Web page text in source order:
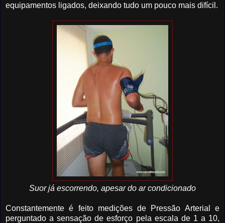
equipamentos ligados, deixando tudo um pouco mais difícil.
Suor já escorrendo, apesar do ar condicionado
Constantemente é feito medições de Pressão Arterial e
perguntado a sensação de esforço pela escala de 1 a 10,